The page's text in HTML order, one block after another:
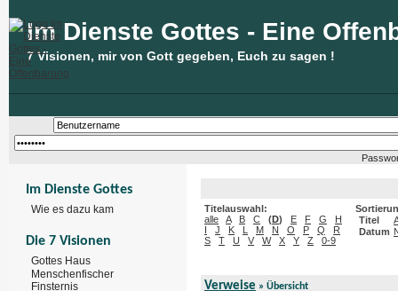
Im Dienste Gottes - Eine
7 Visionen, mir von Gott gegeben, Euch zu sagen !
Im Dienste Gottes
Wie es dazu kam
Die 7 Visionen
Gottes Haus
Menschenfischer
Finsternis
Titelauswahl:
alle
A B C (D) E F G
H
I
J K L M N O P Q
R
S
T U V W X Y Z 0-9
Titel
Datum
Verweise » Übersicht